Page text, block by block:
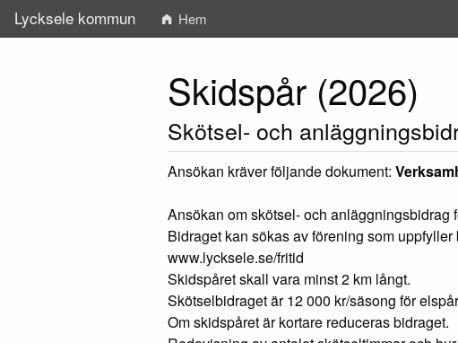
Lycksele kommun Hem
Skidspår (2026)
Skötsel- och
Ansökan kräver följande dokument:
Ansökan om skötsel- och anläggningsbidrag
Bidraget kan sökas av förening som
www.lycksele.se/fritid
Skidspåret skall vara minst 2 km långt.
Skötselbidraget är 12 000 kr/säsong för
Om skidspåret är kortare reduceras bidraget.